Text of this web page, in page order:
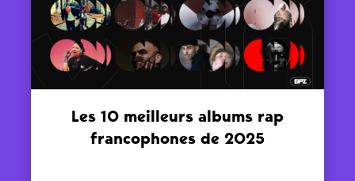
Les 10 meilleurs albums rap
francophones de 2025